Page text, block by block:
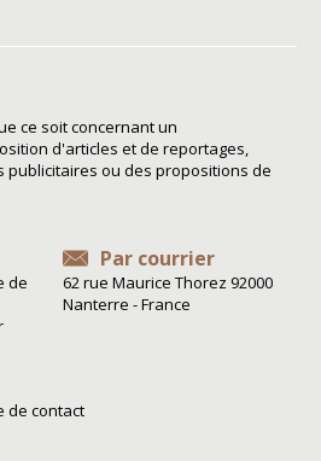
ce soit concernant un
d'articles et de reportages,
publicitaires ou des propositions de
de
Par courrier
62 rue Maurice Thorez 92000
Nanterre - France
de contact